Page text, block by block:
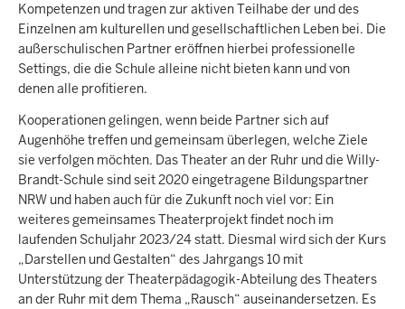
Kompetenzen und tragen zur aktiven Teilhabe der und des
Einzelnen am kulturellen und gesellschaftlichen Leben bei. Die
außerschulischen Partner eröffnen hierbei professionelle
Settings, die die Schule alleine nicht bieten kann und von
denen alle profitieren.
Kooperationen gelingen, wenn beide Partner sich auf
Augenhöhe treffen und gemeinsam überlegen, welche Ziele
sie verfolgen möchten. Das Theater an der Ruhr und die Willy-
Brandt-Schule sind seit 2020 eingetragene Bildungspartner
NRW und haben auch für die Zukunft noch viel vor: Ein
weiteres gemeinsames Theaterprojekt findet noch im
laufenden Schuljahr 2023/24 statt. Diesmal wird sich der Kurs
„Darstellen und Gestalten“ des Jahrgangs 10 mit
Unterstützung der Theaterpädagogik-Abteilung des Theaters
an der Ruhr mit dem Thema „Rausch“ auseinandersetzen. Es